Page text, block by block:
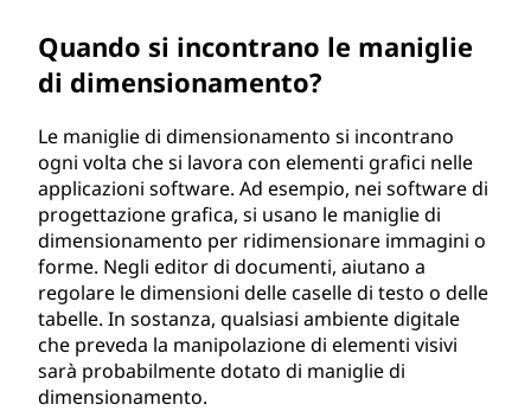
Quando si incontrano le maniglie
di dimensionamento?
Le maniglie di dimensionamento si incontrano
ogni volta che si lavora con elementi grafici nelle
applicazioni software. Ad esempio, nei software di
progettazione grafica, si usano le maniglie di
dimensionamento per ridimensionare immagini o
forme. Negli editor di documenti, aiutano a
regolare le dimensioni delle caselle di testo o delle
tabelle. In sostanza, qualsiasi ambiente digitale
che preveda la manipolazione di elementi visivi
sarà probabilmente dotato di maniglie di
dimensionamento.